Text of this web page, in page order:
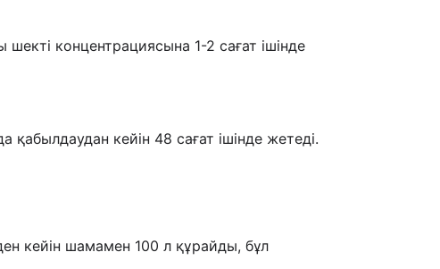
концентрациясына 1-2 сағат ішінде
кейін 48 сағат ішінде жетеді.
кейін шамамен 100 л құрайды, бұл